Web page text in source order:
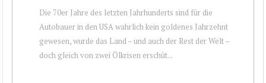
Die 70er Jahre des letzten Jahrhunderts sind für die
Autobauer in den USA wahrlich kein goldenes Jahrzehnt
gewesen, wurde das Land – und auch der Rest der Welt –
doch gleich von zwei Ölkrisen erschüt...